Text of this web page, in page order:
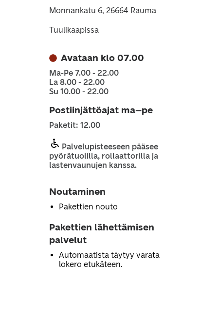
Monnankatu 6, 26664 Rauma
Tuulikaapissa
Avataan klo 07.00
Ma-Pe 7.00 - 22.00
La 8.00 - 22.00
Su 10.00 - 22.00
Postiinjättöajat ma–pe
Paketit: 12.00
Palvelupisteeseen pääsee
pyörätuolilla, rollaattorilla ja
lastenvaunujen kanssa.
Noutaminen
Pakettien nouto
Pakettien lähettämisen
palvelut
Automaatista täytyy varata
lokero etukäteen.